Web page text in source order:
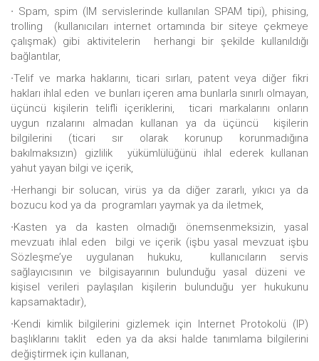
∙ Spam, spim (IM servislerinde kullanılan SPAM tipi), phising,
trolling (kullanıcıları internet ortamında bir siteye çekmeye
çalışmak) gibi aktivitelerin herhangi bir şekilde kullanıldığı
bağlantılar,
∙Telif ve marka haklarını, ticari sırları, patent veya diğer fikri
hakları ihlal eden ve bunları içeren ama bunlarla sınırlı olmayan,
üçüncü kişilerin telifli içeriklerini, ticari markalarını onların
uygun rızalarını almadan kullanan ya da üçüncü kişilerin
bilgilerini (ticari sır olarak korunup korunmadığına
bakılmaksızın) gizlilik yükümlülüğünü ihlal ederek kullanan
yahut yayan bilgi ve içerik,
∙Herhangi bir solucan, virüs ya da diğer zararlı, yıkıcı ya da
bozucu kod ya da programları yaymak ya da iletmek,
∙Kasten ya da kasten olmadığı önemsenmeksizin, yasal
mevzuatı ihlal eden bilgi ve içerik (işbu yasal mevzuat işbu
Sözleşme’ye uygulanan hukuku, kullanıcıların servis
sağlayıcısının ve bilgisayarının bulunduğu yasal düzeni ve
kişisel verileri paylaşılan kişilerin bulunduğu yer hukukunu
kapsamaktadır),
∙Kendi kimlik bilgilerini gizlemek için Internet Protokolü (IP)
başlıklarını taklit eden ya da aksi halde tanımlama bilgilerini
değiştirmek için kullanan,